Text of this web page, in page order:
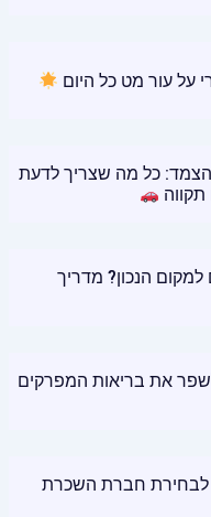
על עור מט כל היום
הצמד: כל מה שצריך לדעת
הנכון? מדריך
7 דרכים לשפר את בריאות המפרקים
לבחירת חברת השכרת